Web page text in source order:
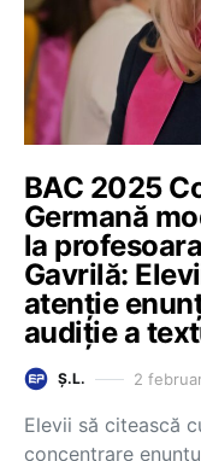
BAC 2025
Germană
la
Gavrilă:
atenție
audiție a
Ș.L. 2
Elevii să citească
concentrare